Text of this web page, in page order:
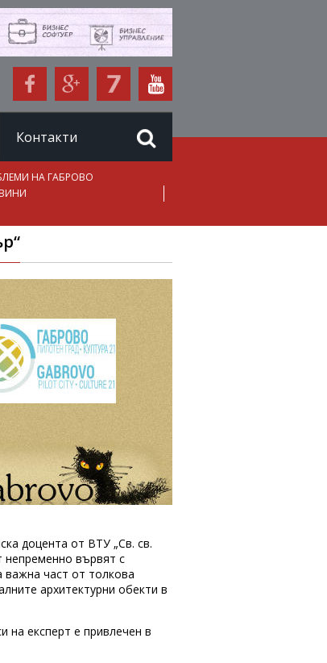
Контакти
НА ГАБРОВО
доцента от ВТУ „Св. св.
непременно вървят с
важна част от толкова
архитектурни обекти в
на експерт е привлечен в